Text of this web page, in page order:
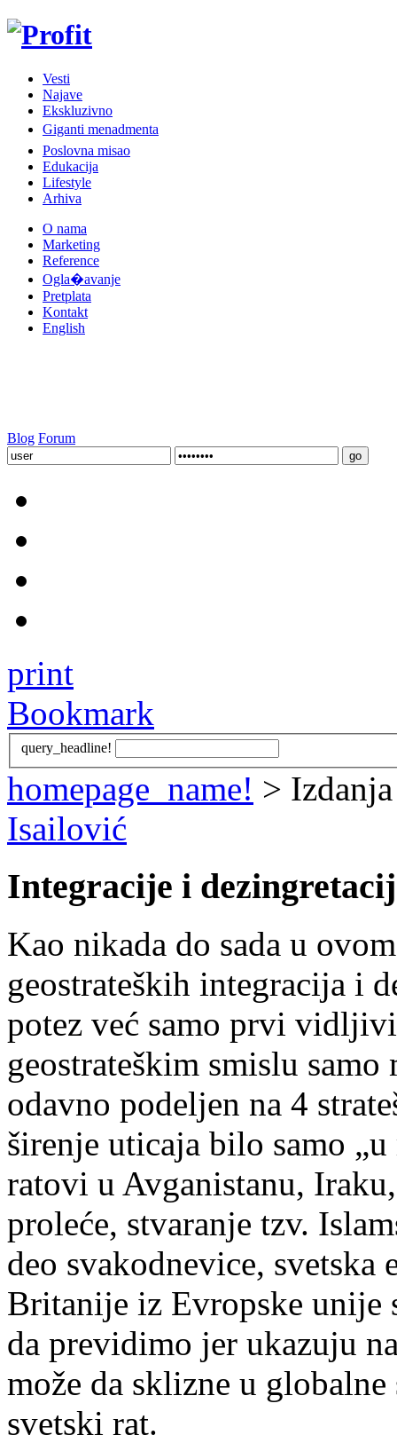
Vesti
Najave
Ekskluzivno
Giganti menadmenta
Poslovna misao
Edukacija
Lifestyle
Arhiva
O nama
Marketing
Reference
Ogla�avanje
Pretplata
Kontakt
English
Blog Forum
print
Bookmark
query_headline!
homepage_name! >
Isailović
Integracije i
Kao nikada do sada u
geostrateških integracija i
potez već samo prvi
geostrateškim smislu
odavno podeljen na 4
širenje uticaja bilo samo
ratovi u Avganistanu,
proleće, stvaranje tzv.
deo svakodnevice, svetska
Britanije iz Evropske unije
da previdimo jer ukazuju
može da sklizne u
svetski rat.